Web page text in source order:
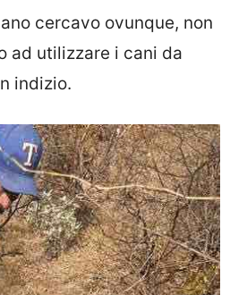
cercavo ovunque, non
ad utilizzare i cani da
indizio.